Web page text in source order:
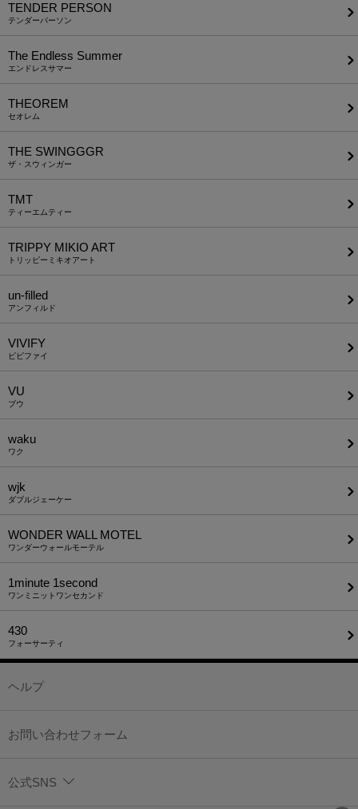
TENDER PERSON
テンダーパーソン
The Endless Summer
エンドレスサマー
THEOREM
セオレム
THE SWINGGGR
ザ・スウィンガー
TMT
ティーエムティー
TRIPPY MIKIO ART
トリッピーミキオアート
un-filled
アンフィルド
VIVIFY
ビビファイ
VU
ブウ
waku
ワク
wjk
ダブルジェーケー
WONDER WALL MOTEL
ワンダーウォールモーテル
1minute​ 1second
ワンミニットワンセカンド
430
フォーサーティ
ヘルプ
お問い合わせフォーム
公式SNS